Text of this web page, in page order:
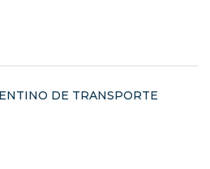
DE TRANSPORTE